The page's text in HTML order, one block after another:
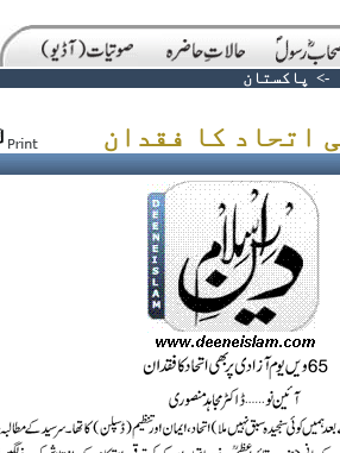
-> پاکستان